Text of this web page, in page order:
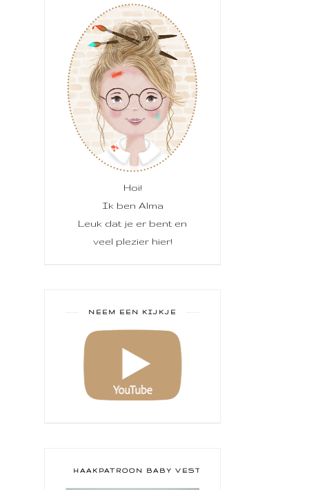
Hoi!
Ik ben Alma
Leuk dat je er bent en
veel plezier hier!
NEEM EEN KIJKJE
HAAKPATROON BABY VESTJE